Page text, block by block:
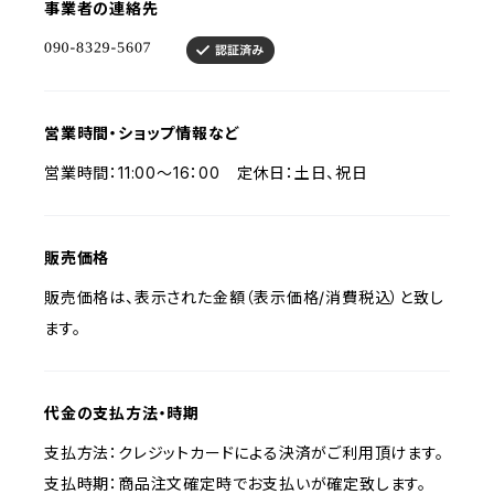
事業者の連絡先
営業時間・ショップ情報など
営業時間：11:00～16：00 定休日：土日、祝日
販売価格
販売価格は、表示された金額（表示価格/消費税込）と致し
ます。
代金の支払方法・時期
支払方法：クレジットカードによる決済がご利用頂けます。
支払時期：商品注文確定時でお支払いが確定致します。